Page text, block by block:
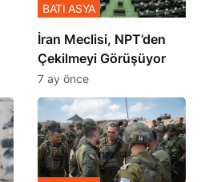
İran Meclisi, NPT’den
Çekilmeyi Görüşüyor
BATI ASYA
7 ay önce